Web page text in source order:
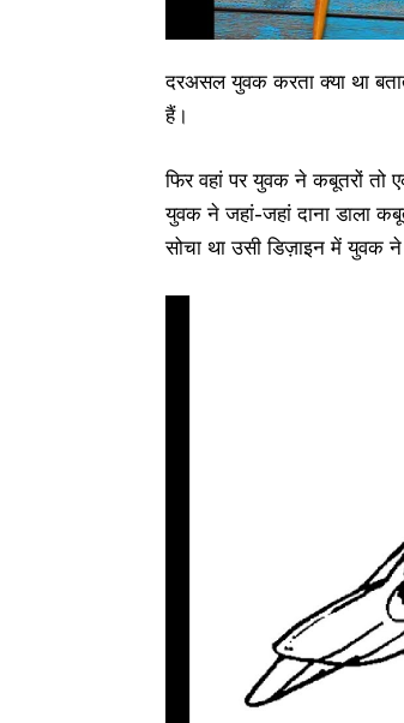
दरअसल युवक करता क्या था
हैं।
फिर वहां पर युवक ने कबूतरों
युवक ने जहां-जहां दाना डाला
सोचा था उसी डिज़ाइन में युवक